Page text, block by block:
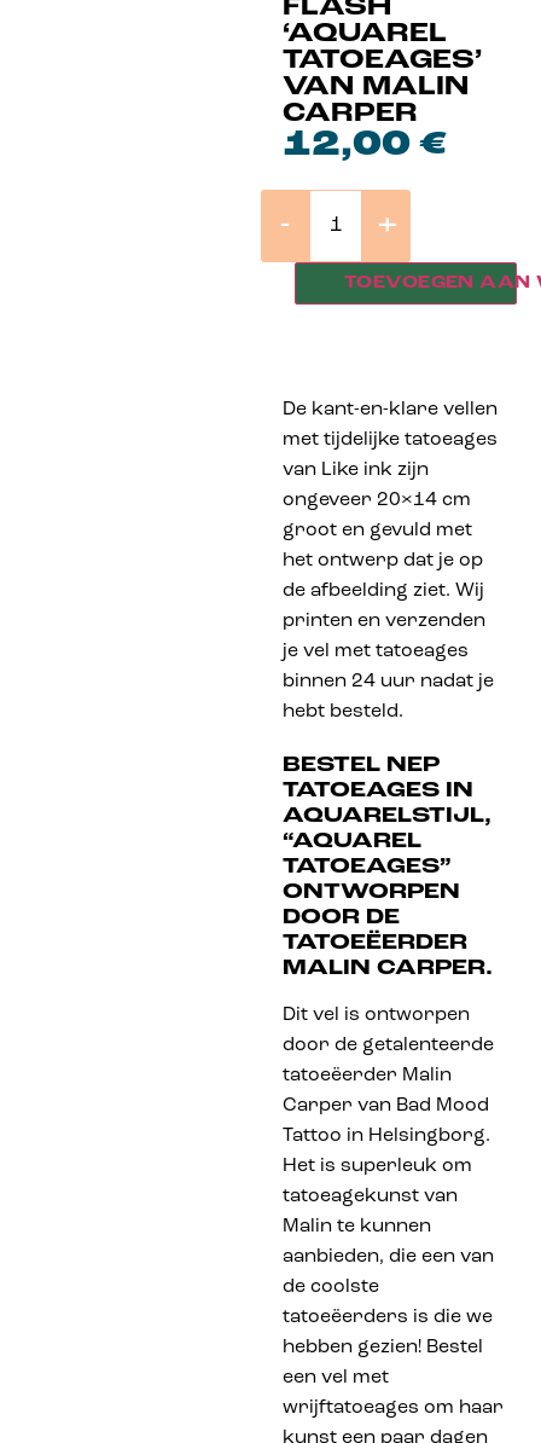
FLASH
‘AQUAREL
TATOEAGES’
VAN MALIN
CARPER
12,00 €
- +
TOEVOEGEN AAN
De kant-en-klare vellen
met tijdelijke tatoeages
van Like ink zijn
ongeveer 20×14 cm
groot en gevuld met
het ontwerp dat je op
de afbeelding ziet. Wij
printen en verzenden
je vel met tatoeages
binnen 24 uur nadat je
hebt besteld.
BESTEL NEP
TATOEAGES IN
AQUARELSTIJL,
“AQUAREL
TATOEAGES”
ONTWORPEN
DOOR DE
TATOEËERDER
MALIN CARPER.
Dit vel is ontworpen
door de getalenteerde
tatoeëerder Malin
Carper van Bad Mood
Tattoo in Helsingborg.
Het is superleuk om
tatoeagekunst van
Malin te kunnen
aanbieden, die een van
de coolste
tatoeëerders is die we
hebben gezien! Bestel
een vel met
wrijftatoeages om haar
kunst een paar dagen